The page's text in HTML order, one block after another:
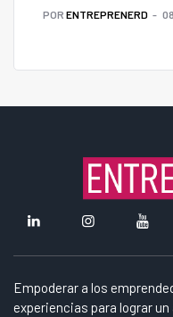
POR ENTREPRENERD
Empoderar a los
experiencias para lograr